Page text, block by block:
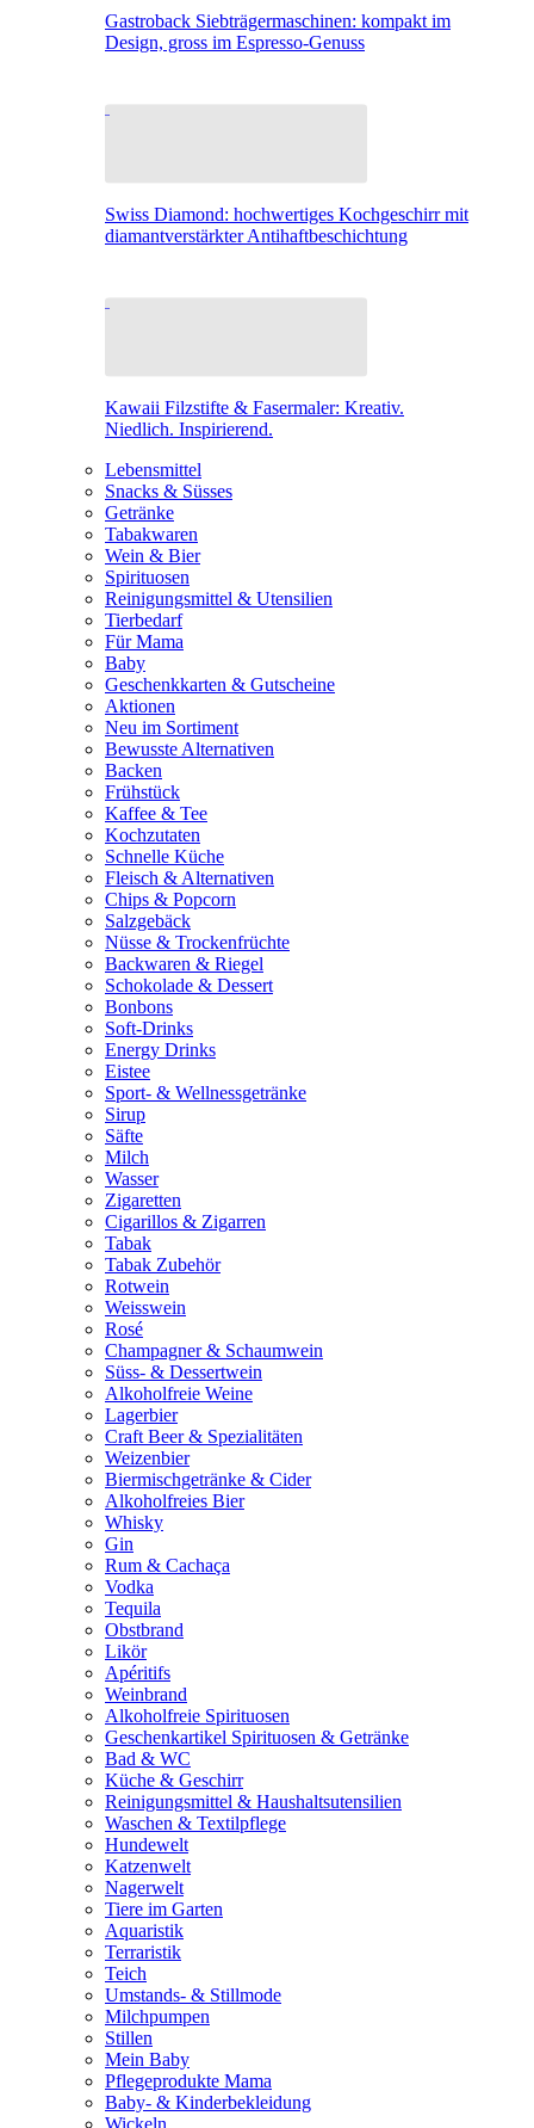
Gastroback Siebträgermaschinen: kompakt im
Design, gross im Espresso-Genuss
Swiss Diamond: hochwertiges Kochgeschirr mit
diamantverstärkter Antihaftbeschichtung
Kawaii Filzstifte & Fasermaler: Kreativ.
Niedlich. Inspirierend.
Lebensmittel
Snacks & Süsses
Getränke
Tabakwaren
Wein & Bier
Spirituosen
Reinigungsmittel & Utensilien
Tierbedarf
Für Mama
Baby
Geschenkkarten & Gutscheine
Aktionen
Neu im Sortiment
Bewusste Alternativen
Backen
Frühstück
Kaffee & Tee
Kochzutaten
Schnelle Küche
Fleisch & Alternativen
Chips & Popcorn
Salzgebäck
Nüsse & Trockenfrüchte
Backwaren & Riegel
Schokolade & Dessert
Bonbons
Soft-Drinks
Energy Drinks
Eistee
Sport- & Wellnessgetränke
Sirup
Säfte
Milch
Wasser
Zigaretten
Cigarillos & Zigarren
Tabak
Tabak Zubehör
Rotwein
Weisswein
Rosé
Champagner & Schaumwein
Süss- & Dessertwein
Alkoholfreie Weine
Lagerbier
Craft Beer & Spezialitäten
Weizenbier
Biermischgetränke & Cider
Alkoholfreies Bier
Whisky
Gin
Rum & Cachaça
Vodka
Tequila
Obstbrand
Likör
Apéritifs
Weinbrand
Alkoholfreie Spirituosen
Geschenkartikel Spirituosen & Getränke
Bad & WC
Küche & Geschirr
Reinigungsmittel & Haushaltsutensilien
Waschen & Textilpflege
Hundewelt
Katzenwelt
Nagerwelt
Tiere im Garten
Aquaristik
Terraristik
Teich
Umstands- & Stillmode
Milchpumpen
Stillen
Mein Baby
Pflegeprodukte Mama
Baby- & Kinderbekleidung
Wickeln